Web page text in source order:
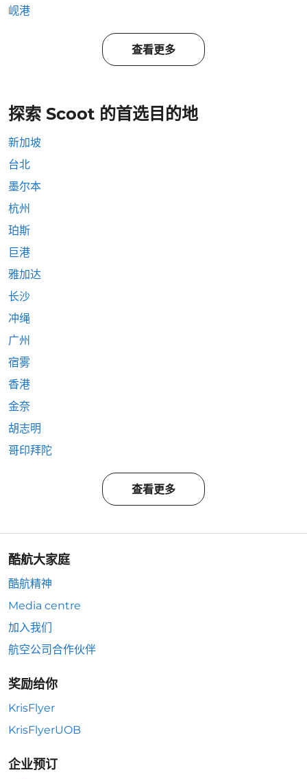
岘港
查看更多
探索 Scoot 的首选目的地
新加坡
台北
墨尔本
杭州
珀斯
巨港
雅加达
长沙
冲绳
广州
宿雾
香港
金奈
胡志明
哥印拜陀
查看更多
酷航大家庭
酷航精神
Media centre
加入我们
航空公司合作伙伴
奖励给你
KrisFlyer
KrisFlyerUOB
企业预订